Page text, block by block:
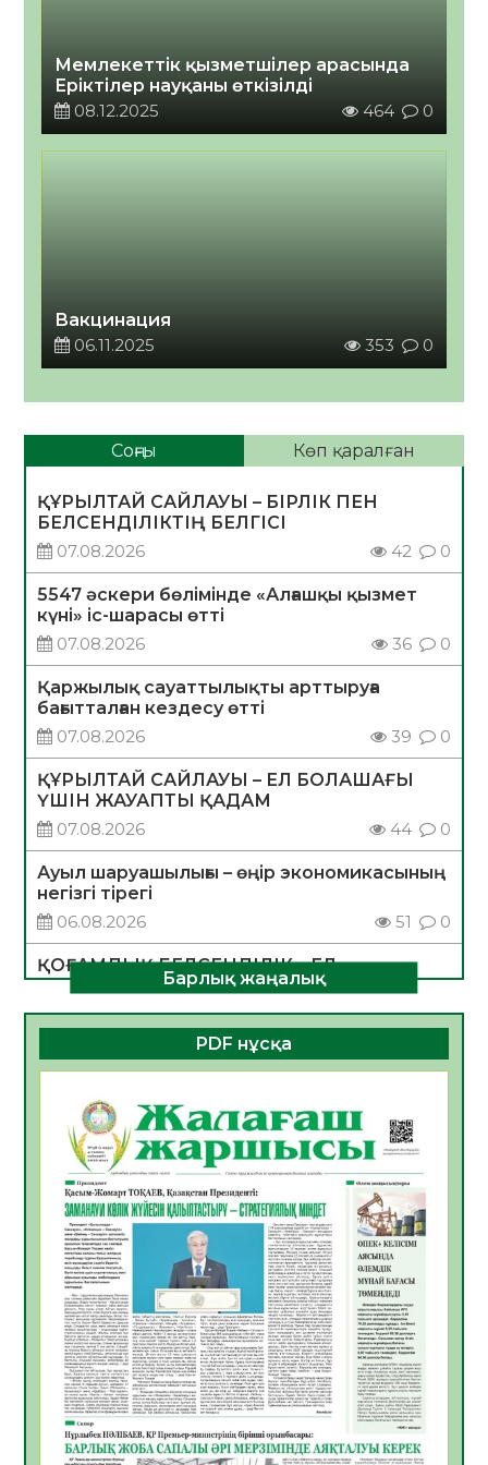
Мемлекеттік қызметшілер арасында
Еріктілер науқаны өткізілді
08.12.2025
464 0
Вакцинация
06.11.2025
353 0
Соңғы Көп қаралған
ҚҰРЫЛТАЙ САЙЛАУЫ – БІРЛІК ПЕН
БЕЛСЕНДІЛІКТІҢ БЕЛГІСІ
07.08.2026
42 0
5547 әскери бөлімінде «Алғашқы қызмет
күні» іс-шарасы өтті
07.08.2026
36 0
Қаржылық сауаттылықты арттыруға
бағытталған кездесу өтті
07.08.2026
39 0
ҚҰРЫЛТАЙ САЙЛАУЫ – ЕЛ БОЛАШАҒЫ
ҮШІН ЖАУАПТЫ ҚАДАМ
07.08.2026
44 0
Ауыл шаруашылығы – өңір экономикасының
негізгі тірегі
06.08.2026
51 0
ҚОҒАМДЫҚ БЕЛСЕНДІЛІК – ЕЛ
ДАМУЫНЫҢ НЕГІЗІ
06.08.2026
49 0
ҚҰРЫЛТАЙ САЙЛАУЫ – БОЛАШАҚҚА
БАСТАР ЖАУАПТЫ ТАҢДАУ
06.08.2026
Инфекциялық ауруларға қарсы иммундау
жұмыстарының тиімділігі
06.08.2026
53
Көкжөтел ауруы туралы
06.08.2026
51
АПВ вакцинасы туралы мәлімет
06.08.2026
49
Open Air: Қызылорда облысы полиция
департаменті 20 мыңнан астам
көрерменнің қауіпсіздігін қамтамасыз етті
06.08.2026
62
Барлық жаңалық
PDF нұсқа